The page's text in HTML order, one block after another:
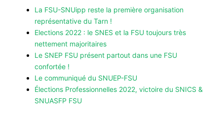
La FSU-SNUipp reste la première organisation
représentative du Tarn !
Elections 2022 : le SNES et la FSU toujours très
nettement majoritaires
Le SNEP FSU présent partout dans une FSU
confortée !
Le communiqué du SNUEP-FSU
Élections Professionnelles 2022, victoire du SNICS &
SNUASFP FSU